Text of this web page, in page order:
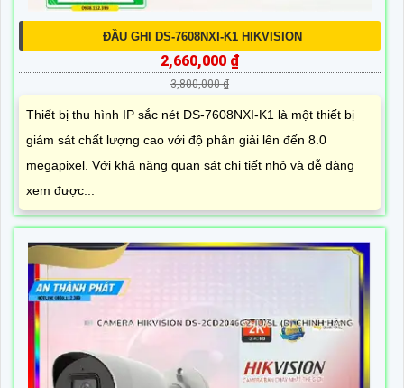
ĐẦU GHI DS-7608NXI-K1 HIKVISION
2,660,000 ₫
3,800,000 ₫
Thiết bị thu hình IP sắc nét DS-7608NXI-K1 là một thiết bị
giám sát chất lượng cao với độ phân giải lên đến 8.0
megapixel. Với khả năng quan sát chi tiết nhỏ và dễ dàng
xem được...